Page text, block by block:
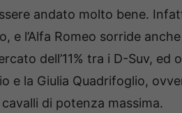
andato molto bene.
e l’Alfa Romeo sorride
dell’11% tra i D-Suv, ed
e la Giulia Quadrifoglio,
di potenza massima.